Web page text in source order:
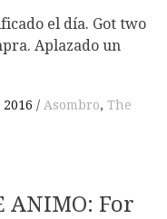
el día. Got two
Aplazado un
Asombro, The
ANIMO: For